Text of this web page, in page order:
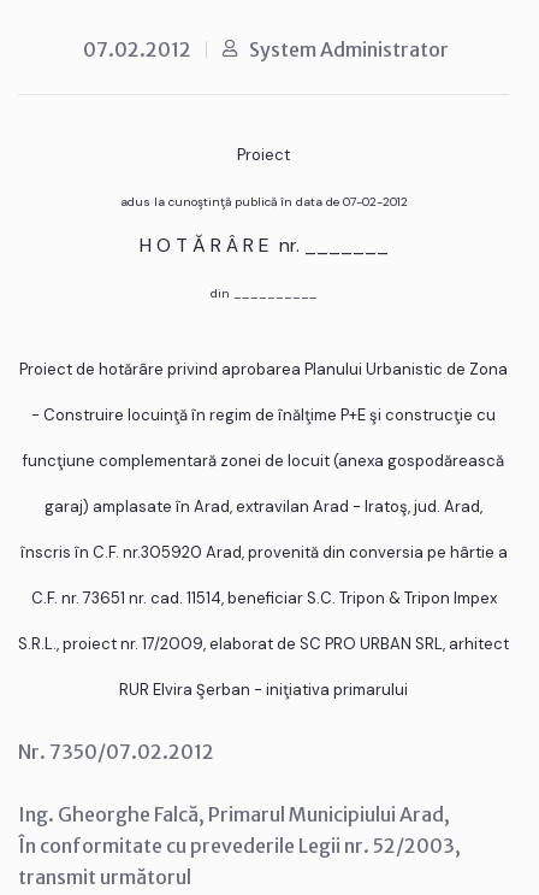
07.02.2012 System Administrator
Proiect
adus la cunoştinţă publică în data de 07-02-2012
H O T Ă R Â R E nr. _______
din __________
Proiect de hotărâre privind aprobarea Planului Urbanistic de Zona
- Construire locuinţă în regim de înălţime P+E şi construcţie cu
funcţiune complementară zonei de locuit (anexa gospodărească
garaj) amplasate în Arad, extravilan Arad - Iratoş, jud. Arad,
înscris în C.F. nr.305920 Arad, provenită din conversia pe hârtie a
C.F. nr. 73651 nr. cad. 11514, beneficiar S.C. Tripon & Tripon Impex
S.R.L., proiect nr. 17/2009, elaborat de SC PRO URBAN SRL, arhitect
RUR Elvira Şerban - iniţiativa primarului
Nr. 7350/07.02.2012
Ing. Gheorghe Falcă, Primarul Municipiului Arad,
În conformitate cu prevederile Legii nr. 52/2003,
transmit următorul